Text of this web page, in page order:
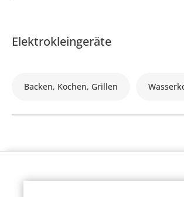
Elektrokleingeräte
Backen, Kochen, Grillen